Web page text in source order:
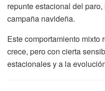
repunte estacional del
campaña navideña.
Este comportamiento mixto
crece, pero con cierta
estacionales y a la